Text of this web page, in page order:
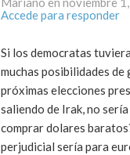
Accede para responder
Si los democratas
muchas posibilidades de
próximas elecciones
saliendo de Irak, no
comprar dolares
perjudicial sería para